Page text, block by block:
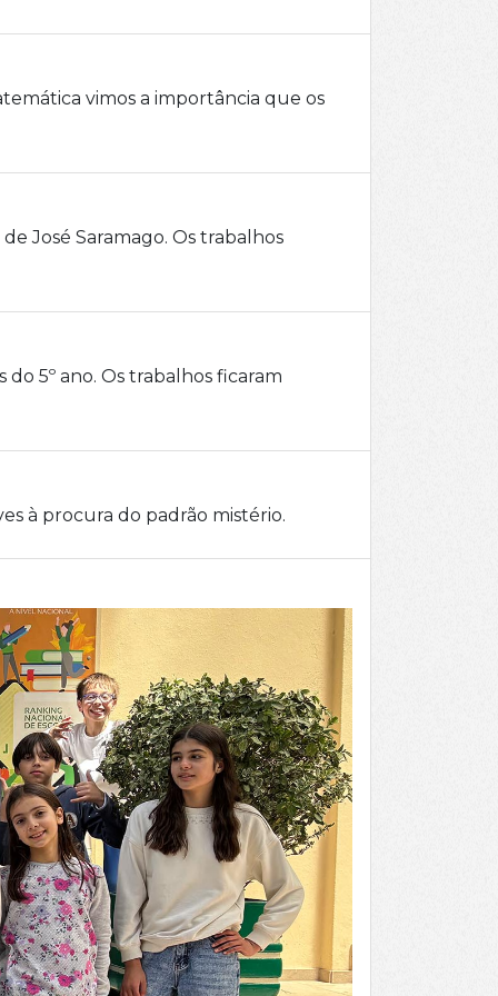
vimos a importância que os
José Saramago. Os trabalhos
5º ano. Os trabalhos ficaram
à procura do padrão mistério.